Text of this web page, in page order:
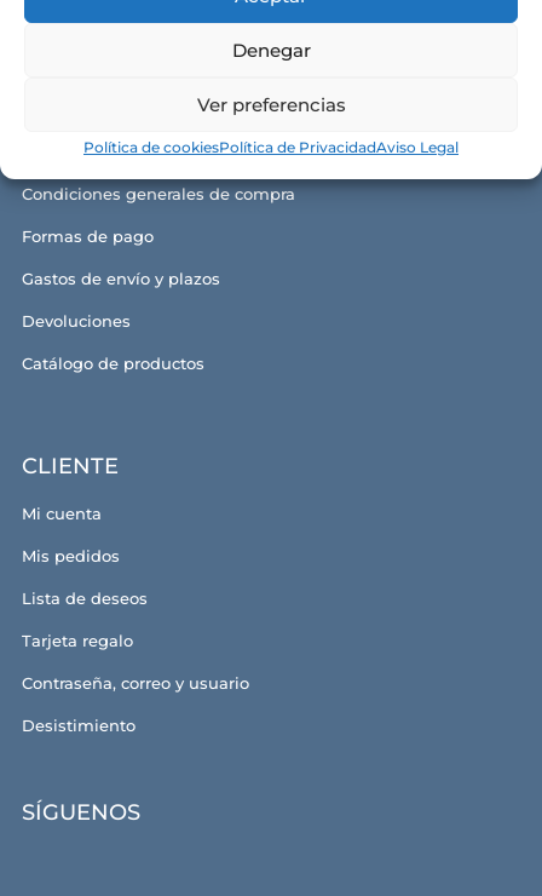
Denegar
Ver preferencias
Política de cookiesPolítica de PrivacidadAviso Legal
Aviso legal y términos de uso
GUÍA DE COMPRA
Condiciones generales de compra
Formas de pago
Gastos de envío y plazos
Devoluciones
Catálogo de productos
CLIENTE
Mi cuenta
Mis pedidos
Lista de deseos
Tarjeta regalo
Contraseña, correo y usuario
Desistimiento
SÍGUENOS